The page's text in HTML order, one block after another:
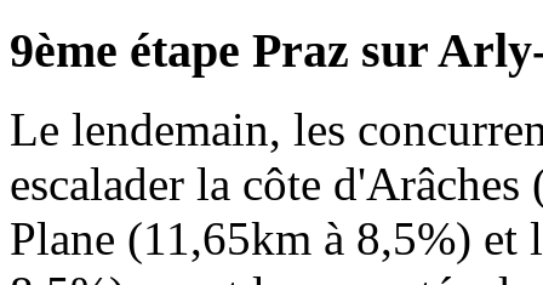
9ème étape Praz sur
Le lendemain, les
escalader la côte
Plane (11,65km à 8,5%)